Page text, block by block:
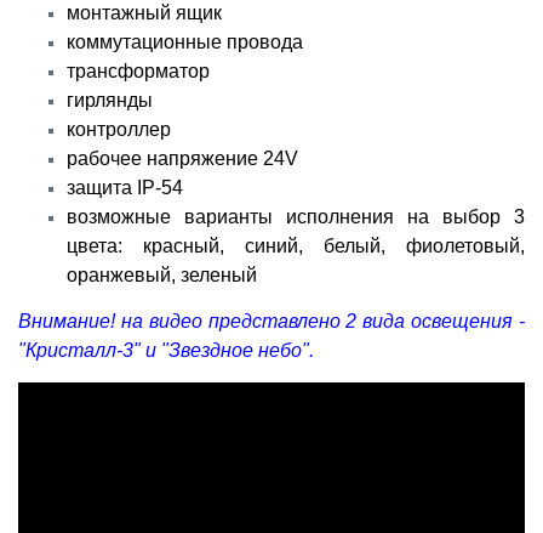
монтажный ящик
коммутационные провода
трансформатор
гирлянды
контроллер
рабочее напряжение 24V
защита IP-54
возможные варианты исполнения на выбор 3
цвета: красный, синий, белый, фиолетовый,
оранжевый, зеленый
Внимание! на видео представлено 2 вида освещения -
"Кристалл-3" и "Звездное небо".